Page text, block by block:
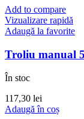
Add to compare
Vizualizare rapidă
Adaugă la favorite
Troliu manual
În stoc
117,30 lei
Adaugă în coș